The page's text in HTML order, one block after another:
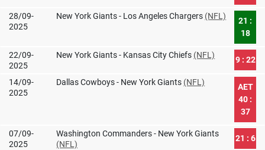
28/09-
2025
New York Giants - Los Angeles Chargers (NFL)
21 :
18
22/09-
2025
New York Giants - Kansas City Chiefs (NFL) 9 : 22
14/09-
2025
Dallas Cowboys - New York Giants (NFL)
AET
40 :
37
07/09-
2025
Washington Commanders - New York Giants
(NFL)
21 : 6